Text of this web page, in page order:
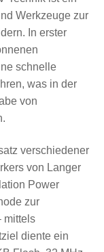
Werkzeuge zur
In erster
schnelle
was in der
von
verschiedener
von Langer
Power
zur
mittels
diente ein